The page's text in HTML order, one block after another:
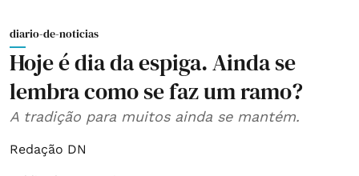
diario-de-noticias
Hoje é dia da espiga. Ainda se
lembra como se faz um ramo?
A tradição para muitos ainda se mantém.
Redação DN